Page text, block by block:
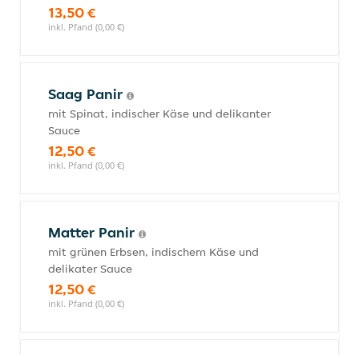
13,50 €
inkl. Pfand (0,00 €)
Saag Panir
mit Spinat, indischer Käse und delikanter
Sauce
12,50 €
inkl. Pfand (0,00 €)
Matter Panir
mit grünen Erbsen, indischem Käse und
delikater Sauce
12,50 €
inkl. Pfand (0,00 €)